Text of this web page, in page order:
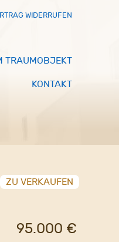
WIDERRUFEN
TRAUMOBJEKT
KONTAKT
ZU VERKAUFEN
95.000 €